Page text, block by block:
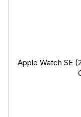
Apple Watch SE